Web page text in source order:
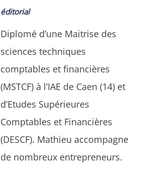
éditorial
Diplomé d’une Maitrise des
sciences techniques
comptables et financières
(MSTCF) à l’IAE de Caen (14) et
d’Etudes Supérieures
Comptables et Financières
(DESCF). Mathieu accompagne
de nombreux entrepreneurs.